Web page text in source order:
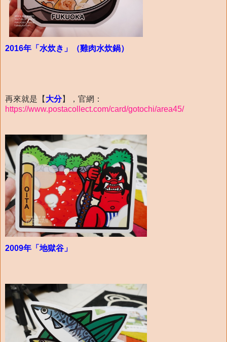
2016年「水炊き」（雞肉水炊鍋）
再來就是【 大分】，官網：
https://www.postacollect.com/card/gotochi/area45/
2009年「地獄谷」